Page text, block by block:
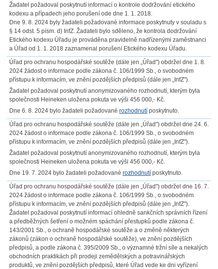
Žadatel požadoval poskytnutí informací o kontrole dodržování etického
kodexu a případech jeho porušení ode dne 1. 1. 2018.
Dne 9. 8. 2024 byly žadateli požadované informace poskytnuty v souladu s
§ 14 odst. 5 písm. d) InfZ. Žadateli bylo sděleno, že kontrola dodržování
Etického kodexu Úřadu je prováděna pravidelně nadřízenými zaměstnanci
a Úřad od 1. 1. 2018 zaznamenal porušení Etického kodexu Úřadu.
Úřad pro ochranu hospodářské soutěže (dále jen „Úřad") obdržel dne 1. 8.
2024 žádost o informace podle zákona č. 106/1999 Sb., o svobodném
přístupu k informacím, ve znění pozdějších předpisů (dále jen „InfZ").
Žadatel požadoval poskytnutí anonymizovaného rozhodnutí, kterým byla
společnosti Heineken uložena pokuta ve výši 456 000,- Kč.
Dne 6. 8. 2024 bylo žadateli požadované rozhodnutíposkytnuto.
Úřad pro ochranu hospodářské soutěže (dále jen „Úřad") obdržel dne 24. 6.
2024 žádost o informace podle zákona č. 106/1999 Sb., o svobodném
přístupu k informacím, ve znění pozdějších předpisů (dále jen „InfZ").
Žadatel požadoval poskytnutí anonymizovaného rozhodnutí, kterým byla
společnosti Heineken uložena pokuta ve výši 456 000,- Kč.
Dne 19. 7. 2024 bylo žadateli požadované rozhodnutíposkytnuto.
Úřad pro ochranu hospodářské soutěže (dále jen „Úřad") obdržel dne 16. 7.
2024 žádost o informace podle zákona č. 106/1999 Sb., o svobodném
přístupu k informacím, ve znění pozdějších předpisů (dále jen „InfZ").
Žadatel požadoval poskytnutí informací ohledně sankčních správních řízení
a předběžných šetření o možném spáchání přestupků podle zákona č.
143/2001 Sb., o ochraně hospodářské soutěže a o změně některých
zákonů (zákon o ochraně hospodářské soutěže), ve znění pozdějších
předpisů, a podle zákona č. 395/2009 Sb., o významné tržní síle a nekalých
obchodních praktikách při prodeji zemědělských a potravinářských
produktů, ve znění pozdějších předpisů, které Úřad vede ke dni vyřízení